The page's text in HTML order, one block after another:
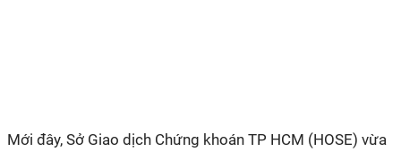
Mới đây, Sở Giao dịch Chứng khoán TP HCM (HOSE) vừa